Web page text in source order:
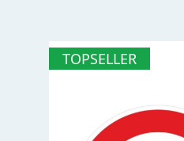
TOPSELLER